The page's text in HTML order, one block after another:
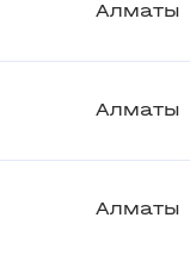
Алматы
Алматы
Алматы